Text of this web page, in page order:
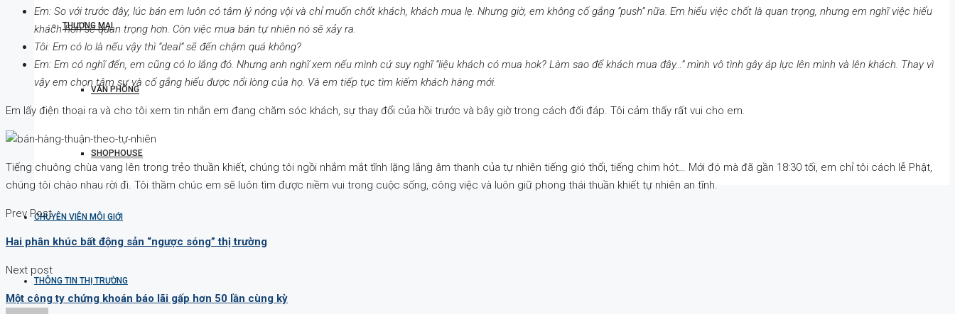
THƯƠNG MẠI
VĂN PHÒNG
SHOPHOUSE
CHUYÊN VIÊN MÔI GIỚI
THÔNG TIN THỊ TRƯỜNG
Em: So với trước đây, lúc bán em luôn có tâm lý nóng vội và chỉ muốn chốt khách, khách mua lẹ. Nhưng giờ, em không cố gắng “push” nữa. Em hiểu việc chốt là quan trọng, nhưng em nghĩ việc hiểu
khách hơn sẽ quan trọng hơn. Còn việc mua bán tự nhiên nó sẽ xảy ra.
Tôi: Em có lo là nếu vậy thì “deal” sẽ đến chậm quá không?
Em: Em có nghĩ đến, em cũng có lo lắng đó. Nhưng anh nghĩ xem nếu mình cứ suy nghĩ “liệu khách có mua hok? Làm sao để khách mua đây…” mình vô tình gây áp lực lên mình và lên khách. Thay vì
vậy em chọn tâm sự và cố gắng hiểu được nổi lòng của họ. Và em tiếp tục tìm kiếm khách hàng mới.
Em lấy điện thoại ra và cho tôi xem tin nhắn em đang chăm sóc khách, sự thay đổi của hồi trước và bây giờ trong cách đối đáp. Tôi cảm thấy rất vui cho em.
Tiếng chuông chùa vang lên trong trẻo thuần khiết, chúng tôi ngồi nhắm mắt tĩnh lặng lắng âm thanh của tự nhiên tiếng gió thổi, tiếng chim hót… Mới đó mà đã gần 18:30 tối, em chỉ tôi cách lễ Phật,
chúng tôi chào nhau rời đi. Tôi thầm chúc em sẽ luôn tìm được niềm vui trong cuộc sống, công việc và luôn giữ phong thái thuần khiết tự nhiên an tĩnh.
Prev Post
Hai phân khúc bất động sản “ngược sóng” thị trường
Next post
Một công ty chứng khoán báo lãi gấp hơn 50 lần cùng kỳ